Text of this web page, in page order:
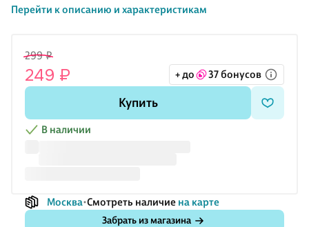
Перейти к описанию и характеристикам
299 ₽
249 ₽ + до 37 бонусов
Купить
В наличии
Москва Смотреть наличие на карте
Забрать из магазина